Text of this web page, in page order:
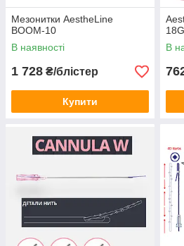
Мезонитки AestheLine
BOOM-10
В наявності
1 728 ₴/блістер
Купити
В